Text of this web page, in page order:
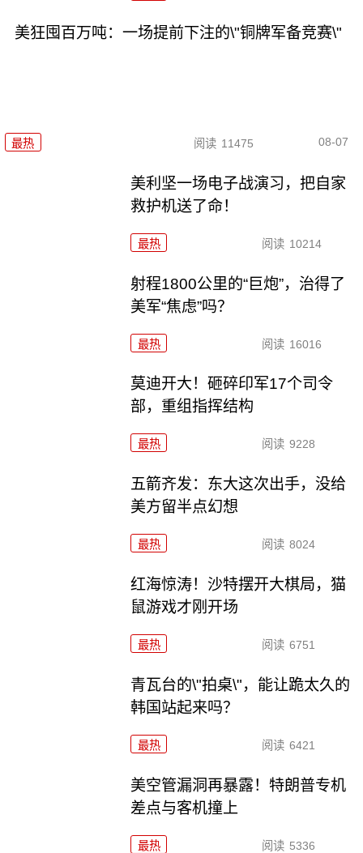
美狂囤百万吨：一场提前下注的\"铜牌军备竞赛\"
最热 阅读 11475 08-07
美利坚一场电子战演习，把自家
救护机送了命！
最热 阅读 10214
射程1800公里的“巨炮”，治得了
美军“焦虑”吗？
最热 阅读 16016
莫迪开大！砸碎印军17个司令
部，重组指挥结构
最热 阅读 9228
五箭齐发：东大这次出手，没给
美方留半点幻想
最热 阅读 8024
红海惊涛！沙特摆开大棋局，猫
鼠游戏才刚开场
最热 阅读 6751
青瓦台的\"拍桌\"，能让跪太久的
韩国站起来吗？
最热 阅读 6421
美空管漏洞再暴露！特朗普专机
差点与客机撞上
最热 阅读 5336